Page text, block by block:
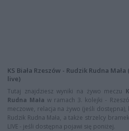
KS Biała Rzeszów - Rudzik Rudna
live)
Tutaj znajdziesz wyniki na żywo meczu
Rudna Mała w ramach 3. kolejki -
meczowe, relacja na żywo (jeśli dostępna),
Rudzik Rudna Mała, a także strzelcy
LIVE - jeśli dostępna pojawi się poniżej.